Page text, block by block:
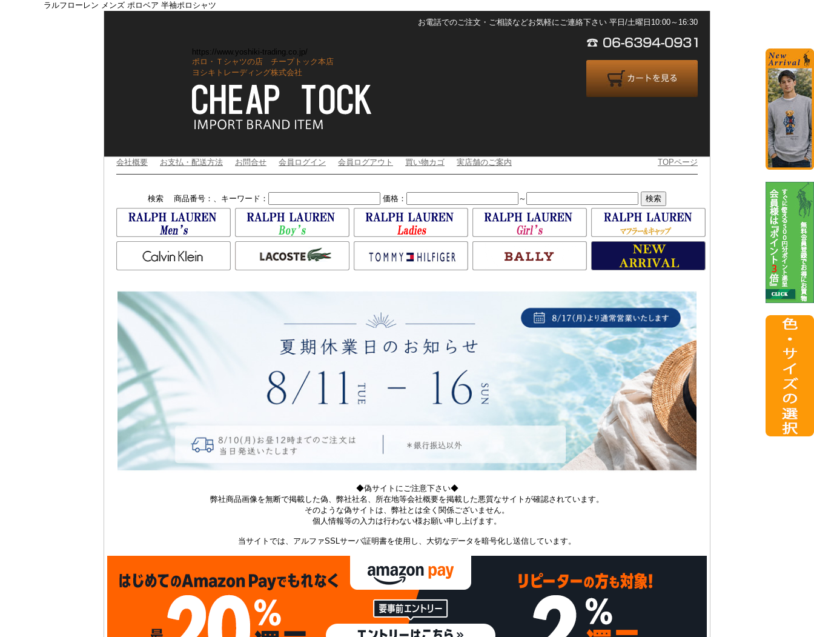
ラルフローレン メンズ ポロベア 半袖ポロシャツ
https://www.yoshiki-trading.co.jp/
ポロ・Ｔシャツの店 チープトック本店
ヨシキトレーディング株式会社
お電話でのご注文・ご相談などお気軽にご連絡下さい 平日/土曜日10:00～16:30
会社概要 お支払・配送方法 お問合せ 会員ログイン 会員ログアウト 買い物カゴ 実店舗のご案内 TOPページ
検索 商品番号：、キーワード： 価格： ～
◆偽サイトにご注意下さい◆
弊社商品画像を無断で掲載した偽、弊社社名、所在地等会社概要を掲載した悪質なサイトが確認されています。
そのような偽サイトは、弊社とは全く関係ございません。
個人情報等の入力は行わない様お願い申し上げます。
当サイトでは、アルファSSLサーバ証明書を使用し、大切なデータを暗号化し送信しています。